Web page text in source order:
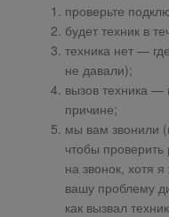
проверьте
будет техник в
техника нет —
не давали);
вызов техника
причине;
мы вам звонили
чтобы проверить
на звонок, хотя
вашу проблему
как вызвал